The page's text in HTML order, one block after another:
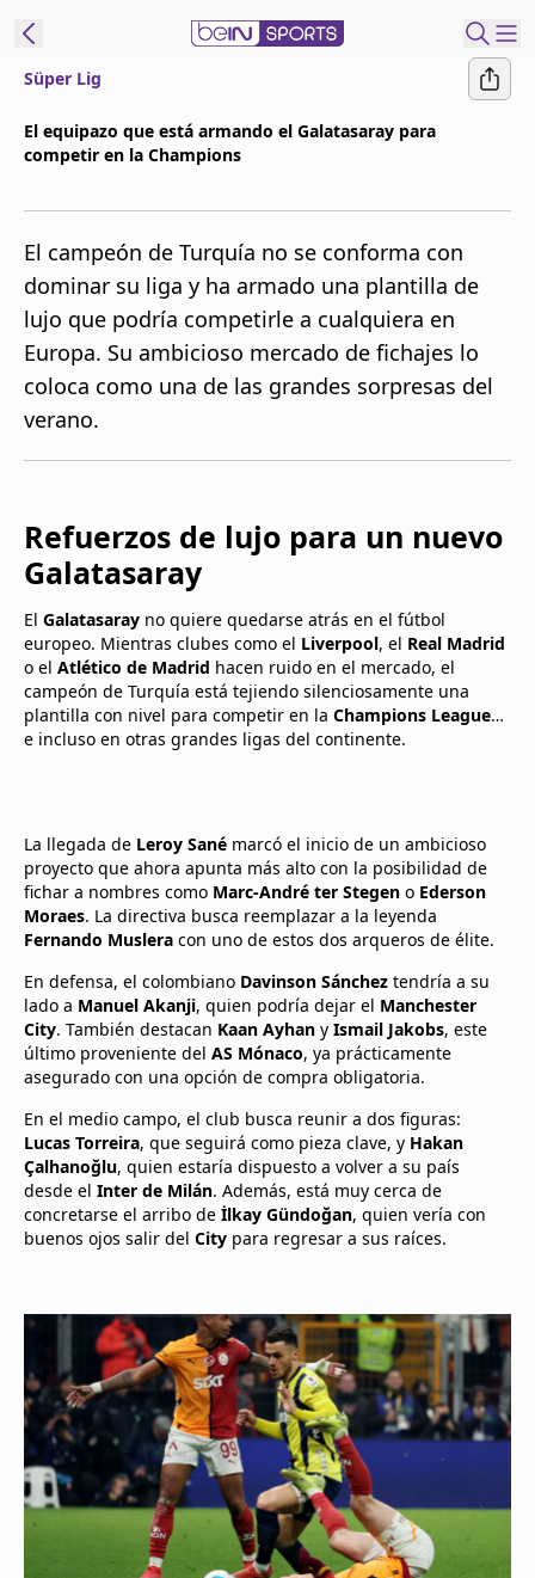
beIN XTRA
Administrar
notificaciones
Programación
Contáctanos
Süper Lig
El equipazo que está armando el Galatasaray para
competir en la Champions
El campeón de Turquía no se conforma con
dominar su liga y ha armado una plantilla de
lujo que podría competirle a cualquiera en
Europa. Su ambicioso mercado de fichajes lo
coloca como una de las grandes sorpresas del
verano.
Refuerzos de lujo para un nuevo
Galatasaray
El Galatasaray no quiere quedarse atrás en el fútbol
europeo. Mientras clubes como el Liverpool, el Real Madrid
o el Atlético de Madrid hacen ruido en el mercado, el
campeón de Turquía está tejiendo silenciosamente una
plantilla con nivel para competir en la Champions League…
e incluso en otras grandes ligas del continente.
La llegada de Leroy Sané marcó el inicio de un ambicioso
proyecto que ahora apunta más alto con la posibilidad de
fichar a nombres como Marc-André ter Stegen o Ederson
Moraes. La directiva busca reemplazar a la leyenda
Fernando Muslera con uno de estos dos arqueros de élite.
En defensa, el colombiano Davinson Sánchez tendría a su
lado a Manuel Akanji, quien podría dejar el Manchester
City. También destacan Kaan Ayhan y Ismail Jakobs, este
último proveniente del AS Mónaco, ya prácticamente
asegurado con una opción de compra obligatoria.
En el medio campo, el club busca reunir a dos figuras:
Lucas Torreira, que seguirá como pieza clave, y Hakan
Çalhanoğlu, quien estaría dispuesto a volver a su país
desde el Inter de Milán. Además, está muy cerca de
concretarse el arribo de İlkay Gündoğan, quien vería con
buenos ojos salir del City para regresar a sus raíces.